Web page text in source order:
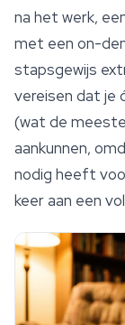
na het werk,
met een on-
stapsgewijs
vereisen dat je
(wat de
aankunnen,
nodig heeft
keer aan een